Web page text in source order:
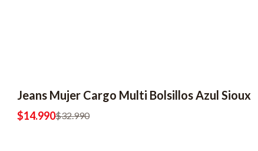
-55% OFF
Jeans Mujer Cargo Multi Bolsillos Azul Sioux
$14.990$32.990